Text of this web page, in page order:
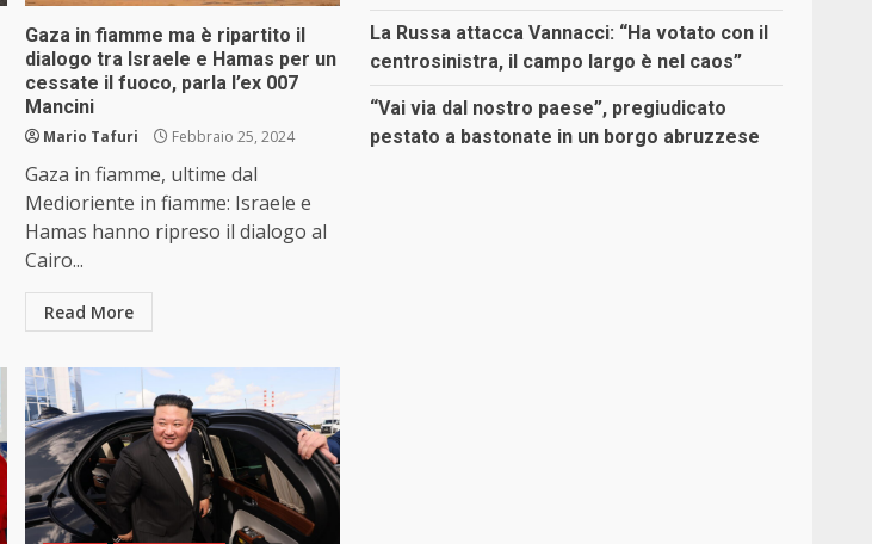
Gaza in fiamme ma è ripartito il
dialogo tra Israele e Hamas per un
cessate il fuoco, parla l’ex 007
Mancini
Mario Tafuri Febbraio 25, 2024
Gaza in fiamme, ultime dal
Medioriente in fiamme: Israele e
Hamas hanno ripreso il dialogo al
Cairo...
Read More
La Russa attacca Vannacci: “Ha votato con il
centrosinistra, il campo largo è nel caos”
“Vai via dal nostro paese”, pregiudicato
pestato a bastonate in un borgo abruzzese